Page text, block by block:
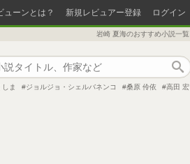
ューンとは？ 新規レビュアー登録 ログイン
岩崎 夏海のおすすめ小説一覧
しま ジョルジョ・シェルバネンコ 桑原 伶依 高田 宏